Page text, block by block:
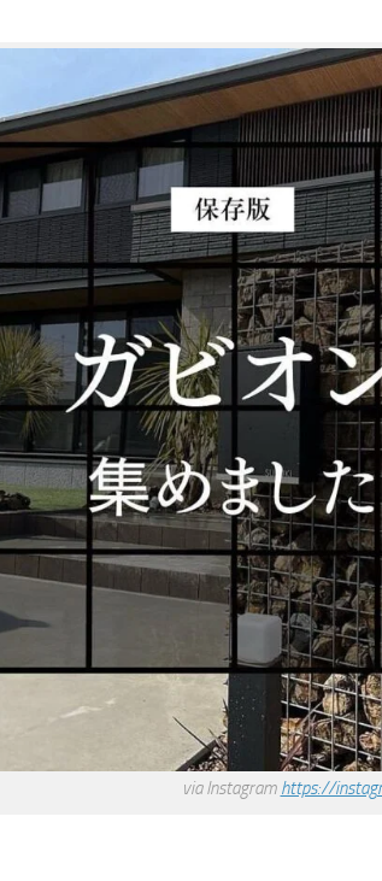
via Instagram https://